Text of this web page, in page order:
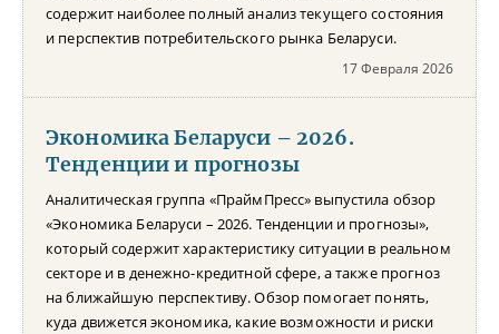
содержит наиболее полный анализ текущего состояния
и перспектив потребительского рынка Беларуси.
17 Февраля 2026
Экономика Беларуси – 2026.
Тенденции и прогнозы
Аналитическая группа «ПраймПресс» выпустила обзор
«Экономика Беларуси – 2026. Тенденции и прогнозы»,
который содержит характеристику ситуации в реальном
секторе и в денежно-кредитной сфере, а также прогноз
на ближайшую перспективу. Обзор помогает понять,
куда движется экономика, какие возможности и риски